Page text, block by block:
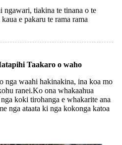
ngawari, tiakina te tinana o te
e pakaru te rama rama
Taakaro o waho
nga waahi hakinakina, ina koa mo
ranei.Ko ona whakaahua
koki tirohanga e whakarite ana
nga ataata ki nga kokonga katoa